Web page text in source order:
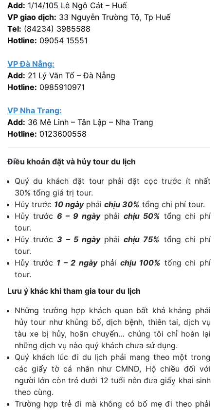
Add: 1/14/105 Lê Ngô Cát – Huế
VP giao dịch: 33 Nguyễn Trường Tộ, Tp Huế
Tel: (84234) 3985588
Hotline: 09054 15551
VP Đà Nẵng:
Add: 21 Lý Văn Tố – Đà Nẵng
Hotline: 0985910971
VP Nha Trang:
Add: 36 Mê Linh – Tân Lập – Nha Trang
Hotline: 0123600558
Điều khoản đặt và hủy tour du lịch
Quý du khách đặt tour phải đặt cọc trước ít nhất
30% tổng giá trị tour.
Hủy trước 10 ngàyphải chịu 30% tổng chi phí tour.
Hủy trước 6 – 9 ngàyphải chịu 50% tổng chi phí
tour.
Hủy trước3 – 5 ngàyphảichịu 75% tổng chi phí
tour.
Hủy trước 1 – 2 ngàyphải chịu 100% tổng chi phí
tour.
Lưu ý khác khi tham gia tour du lịch
Những trường hợp khách quan bất khả kháng phải
hủy tour như khủng bố, dịch bệnh, thiên tai, dịch vụ
tàu xe bị hủy, hoãn chuyến… chúng tôi chỉ hoàn lại
những dịch vụ nào quý khách chưa sử dụng.
Quý khách lúc đi du lịch phải mang theo một trong
các giấy tờ cá nhân như CMND, Hộ chiều đối với
người lớn còn trẻ dưới 12 tuổi nên đưa giấy khai sinh
theo cùng.
Trường hợp trẻ đi mà không có bố mẹ đi theo phải